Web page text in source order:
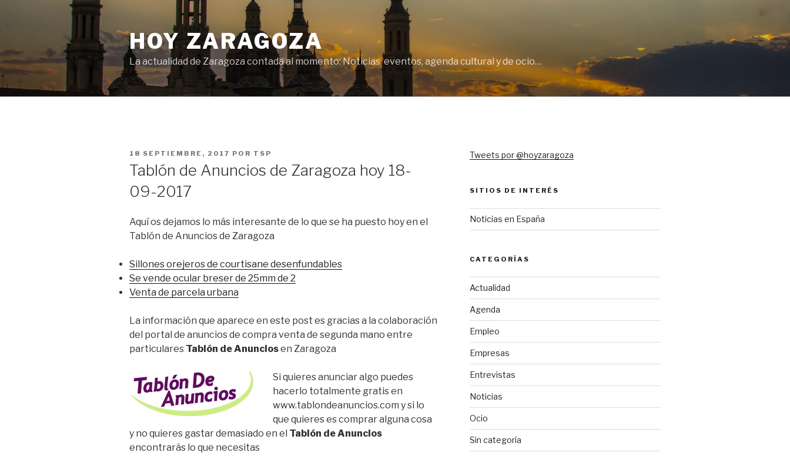
HOY ZARAGOZA
La actualidad de Zaragoza contada al momento: Noticias, eventos, agenda cultural y de ocio…
PUBLICADO
18 SEPTIEMBRE, 2017 POR TSP
Tablón de Anuncios de Zaragoza hoy 18-
09-2017
Aquí os dejamos lo más interesante de lo que se ha puesto hoy en el
Tablón de Anuncios de Zaragoza
Sillones orejeros de courtisane desenfundables
Se vende ocular breser de 25mm de 2
Venta de parcela urbana
La información que aparece en este post es gracias a la colaboración
del portal de anuncios de compra venta de segunda mano entre
particulares Tablón de Anunciosen Zaragoza
Si quieres anunciar algo puedes
hacerlo totalmente gratis en
www.tablondeanuncios.com y si lo
que quieres es comprar alguna cosa
y no quieres gastar demasiado en el Tablón de Anuncios
encontrarás lo que necesitas
Tweets por @hoyzaragoza
SITIOS DE INTERÉS
Noticias en España
CATEGORÍAS
Actualidad
Agenda
Empleo
Empresas
Entrevistas
Noticias
Ocio
Sin categoría